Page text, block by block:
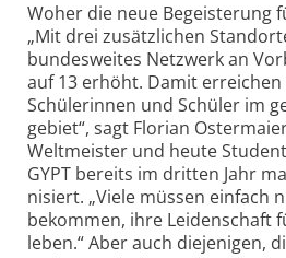
Woher die neue Begeisterung
„Mit drei zusätz­lichen
bundes­weites Netzwerk an
auf 13 erhöht. Damit
Schülerinnen und Schüler im
gebiet“, sagt Florian
Welt­meister und heute
GYPT bereits im dritten Jahr
nisiert. „Viele müssen einfach
bekommen, ihre Leiden­schaft
leben.“ Aber auch diejenigen,